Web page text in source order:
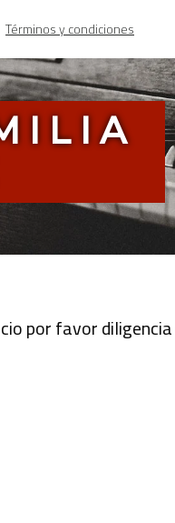
Términos y condiciones
por favor